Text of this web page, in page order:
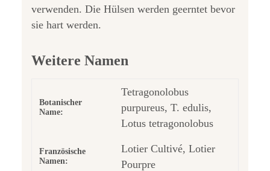
verwenden. Die Hülsen werden geerntet bevor
sie hart werden.
Weitere Namen
Botanischer
Name:
Tetragonolobus
purpureus, T. edulis,
Lotus tetragonolobus
Französische
Namen:
Lotier Cultivé, Lotier
Pourpre